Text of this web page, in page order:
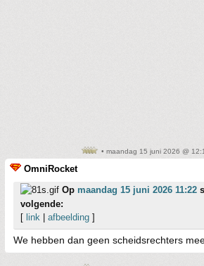
• maandag 15 juni 2026 @
OmniRocket
Op maandag 15 juni 2026 11:22
volgende:
[ link afbeelding ]
We hebben dan geen scheidsrechters